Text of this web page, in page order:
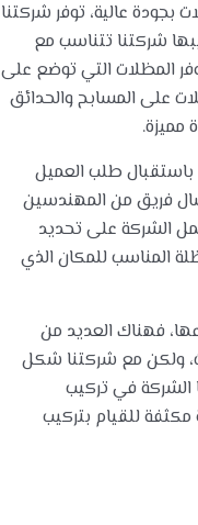
عالية، توفر شركتنا
شركتنا تتناسب مع
المظلات التي توضع على
على المسابح والحدائق
مميزة.
باستقبال طلب العميل
فريق من المهندسين
الشركة على تحديد
المناسب للمكان الذي
فهناك العديد من
ولكن مع شركتنا شكل
الشركة في تركيب
للقيام بتركيب